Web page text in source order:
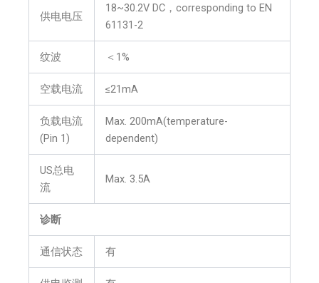
供电电压
18~30.2V DC，corresponding to EN
61131-2
纹波 ＜1%
空载电流 ≤21mA
负载电流
(Pin 1)
Max. 200mA(temperature-
dependent)
US总电
流
Max. 3.5A
诊断
通信状态 有